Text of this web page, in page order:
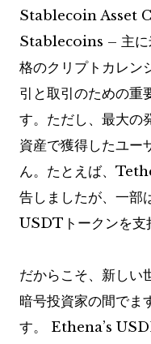
Stablecoin Asset
Stablecoins – 主に
格のクリプトカレン
引と取引のための重
す。ただし、最大の
資産で獲得したユー
ん。たとえば、
告しましたが、一部
USDTトークンを支
だからこそ、新しい
暗号投資家の間でま
す。 Ethena’s